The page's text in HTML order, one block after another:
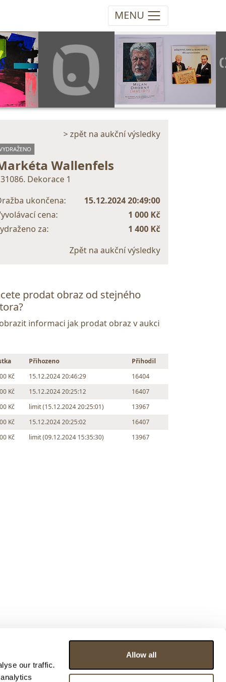
our traffic.
Allow all
MENU
> zpět na aukční výsledky
Wallenfels
Dekorace 1
ukončena:
15.12.2024 20:49:00
cena:
1 000 Kč
za:
1 400 Kč
Zpět na aukční výsledky
prodat obraz od stejného
informaci jak prodat obraz v aukci
Přihozeno
Přihodil
Kč
15.12.2024 20:46:29
16404
Kč
15.12.2024 20:25:12
16407
Kč
limit (15.12.2024 20:25:01)
13967
Kč
15.12.2024 20:25:02
16407
Kč
limit (09.12.2024 15:35:30) 13967